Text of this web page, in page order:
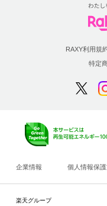
RAXY利用規
特定
企業情報 個人情報保
楽天グループ